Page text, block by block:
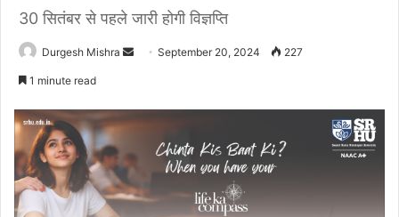
30 सितंबर से पहले जारी होगी विज्ञप्ति
Durgesh Mishra
Send September 20, 2024 227
1 minute read